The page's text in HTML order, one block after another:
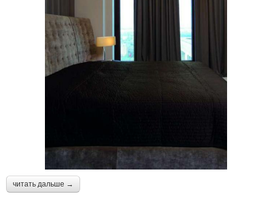
читать дальше →